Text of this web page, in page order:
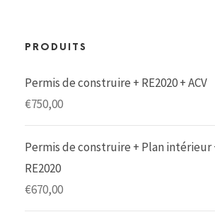
PRODUITS
Permis de construire + RE2020 + ACV
€750,00
Permis de construire + Plan intérieur
RE2020
€670,00